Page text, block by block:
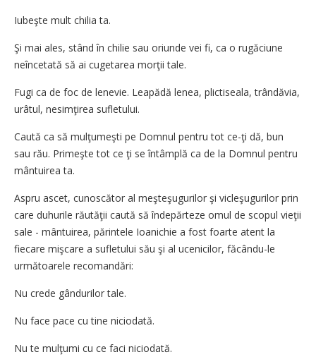
Iubeşte mult chilia ta.
Şi mai ales, stând în chilie sau oriunde vei fi, ca o rugăciune
neîncetată să ai cugetarea morţii tale.
Fugi ca de foc de lenevie. Leapădă lenea, plictiseala, trândăvia,
urâtul, nesimţirea sufletului.
Caută ca să mulţumeşti pe Domnul pentru tot ce-ţi dă, bun
sau rău. Primeşte tot ce ţi se întâmplă ca de la Domnul pentru
mântuirea ta.
Aspru ascet, cunoscător al meşteşugurilor şi vicleşugurilor prin
care duhurile răutăţii caută să îndepărteze omul de scopul vieţii
sale - mântuirea, părintele Ioanichie a fost foarte atent la
fiecare mişcare a sufletului său şi al ucenicilor, făcându-le
următoarele recomandări:
Nu crede gândurilor tale.
Nu face pace cu tine niciodată.
Nu te mulţumi cu ce faci niciodată.